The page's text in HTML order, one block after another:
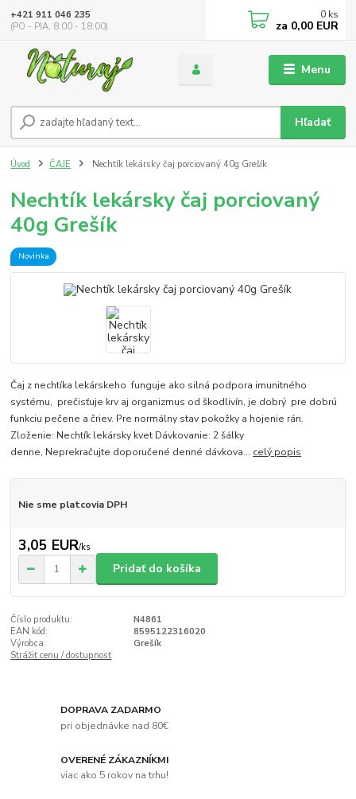
Menu
Hľadať
+421 911 046 235
(PO - PIA, 8:00 - 18:00)
0 ks
za 0,00 EUR
Úvod ČAJE Nechtík lekársky čaj porciovaný 40g Grešík
Nechtík lekársky čaj porciovaný
40g Grešík
Novinka
Čaj z nechtíka lekárskeho funguje ako silná podpora imunitného
systému, prečisťuje krv aj organizmus od škodlivín, je dobrý pre dobrú
funkciu pečene a čriev. Pre normálny stav pokožky a hojenie rán.
Zloženie: Nechtík lekársky kvet Dávkovanie: 2 šálky
denne, Neprekračujte doporučené denné dávkova... celý popis
Nie sme platcovia DPH
3,05 EUR/ks
Pridať do košíka
Číslo produktu:
N4861
EAN kód:
8595122316020
Výrobca:
Grešík
Strážiť cenu / dostupnosť
DOPRAVA ZADARMO
pri objednávke nad 80€
OVERENÉ ZÁKAZNÍKMI
viac ako 5 rokov na trhu!